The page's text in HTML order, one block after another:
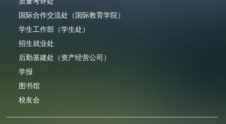
国际合作交流处（国际教育学院）
学生工作部（学生处）
招生就业处
后勤基建处（资产经营公司）
学报
图书馆
校友会